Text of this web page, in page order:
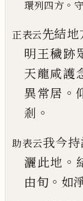
環列四方 。
正表云先結地
明王穢跡
天龍咸護
異常居 。
剎 。
助表云我今
灑此地 。
由旬 。 如